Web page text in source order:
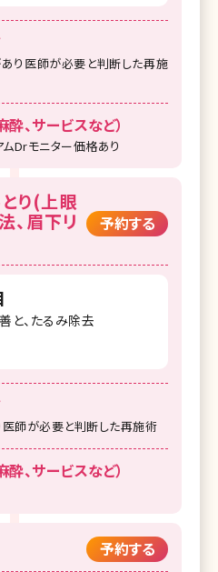
あり医師が必要と判断した再施
酔、サービスなど）
ムDrモニター価格あり
り(上眼
、眉下リ
予約する
と、たるみ除去
医師が必要と判断した再施術
酔、サービスなど）
予約する